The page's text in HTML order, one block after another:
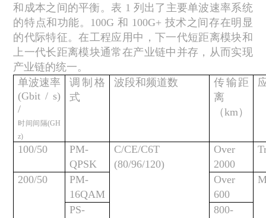
和成本之间的平衡。表 1 列出了主要单波速率系统
的特点和功能。 100G 和 100G+ 技术之间存在明显
的代际特征。在工程应用中，下一代短距离模块和
上一代长距离模块通常在产业链中并存，从而实现
产业链的统一。
单波速率
(Gbit / s)
/
时间间隔(GH
z)
调制格
式
波段和频道数
传输距
离
（km）
100/50
PM-
QPSK
C/CE/C6T
(80/96/120)
Over
2000
200/50
PM-
16QAM
Over
600
PS-
800-